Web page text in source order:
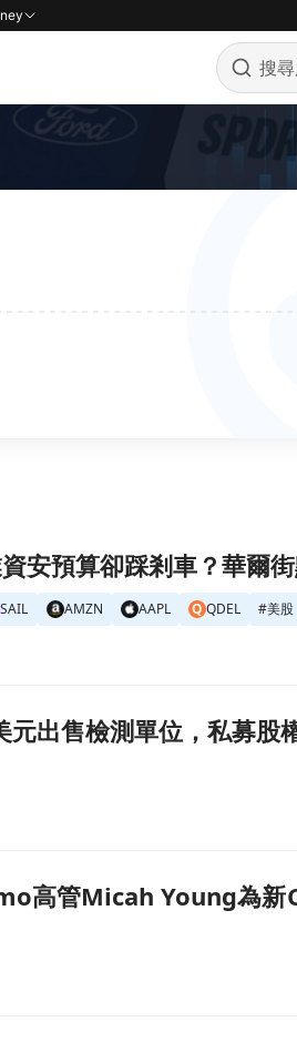
端防護股成關鍵贏家頁面
安預算卻踩剎車？華爾
SAIL AMZN AAPL QQDEL #美股
標！頁面
出售檢測單位，私募股
健成長潛力！頁面
管Micah Young為新